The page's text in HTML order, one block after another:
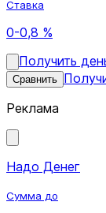
Ставка
0-0,8 %
Получить
Сравнить
Реклама
Надо Денег
Сумма до